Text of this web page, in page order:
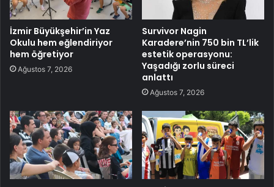
İzmir Büyükşehir’in Yaz
Okulu hem eğlendiriyor
hem öğretiyor
Ağustos 7, 2026
Survivor Nagin
Karadere’nin 750 bin TL’lik
estetik operasyonu:
Yaşadığı zorlu süreci
anlattı
Ağustos 7, 2026